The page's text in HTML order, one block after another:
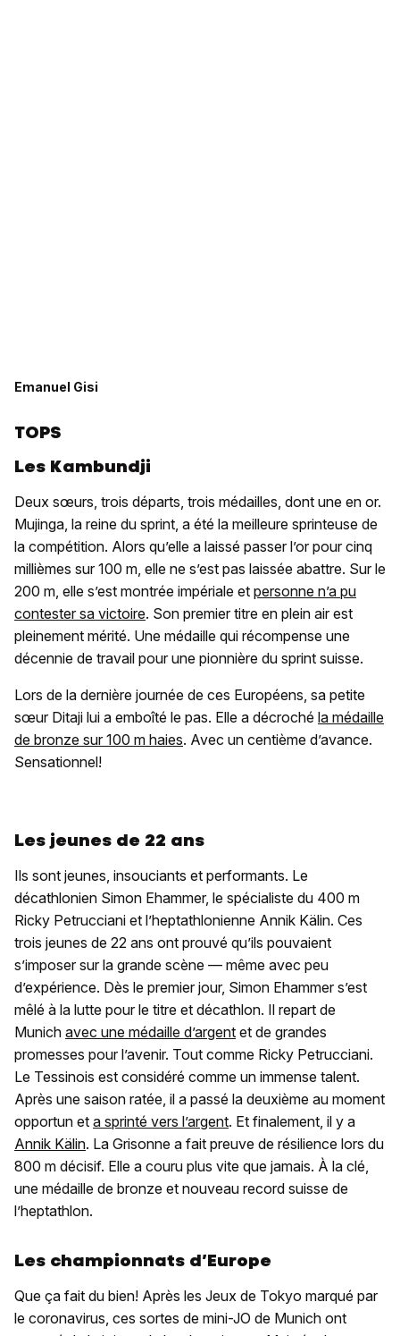
Emanuel Gisi
TOPS
Les Kambundji
Deux sœurs, trois départs, trois médailles, dont une en or.
Mujinga, la reine du sprint, a été la meilleure sprinteuse de
la compétition. Alors qu’elle a laissé passer l’or pour cinq
millièmes sur 100 m, elle ne s’est pas laissée abattre. Sur le
200 m, elle s’est montrée impériale et personne n’a pu
contester sa victoire. Son premier titre en plein air est
pleinement mérité. Une médaille qui récompense une
décennie de travail pour une pionnière du sprint suisse.
Lors de la dernière journée de ces Européens, sa petite
sœur Ditaji lui a emboîté le pas. Elle a décroché la médaille
de bronze sur 100 m haies. Avec un centième d’avance.
Sensationnel!
Les jeunes de 22 ans
Ils sont jeunes, insouciants et performants. Le
décathlonien Simon Ehammer, le spécialiste du 400 m
Ricky Petrucciani et l’heptathlonienne Annik Kälin. Ces
trois jeunes de 22 ans ont prouvé qu’ils pouvaient
s’imposer sur la grande scène — même avec peu
d’expérience. Dès le premier jour, Simon Ehammer s’est
mêlé à la lutte pour le titre et décathlon. Il repart de
Munich avec une médaille d’argent et de grandes
promesses pour l’avenir. Tout comme Ricky Petrucciani.
Le Tessinois est considéré comme un immense talent.
Après une saison ratée, il a passé la deuxième au moment
opportun et a sprinté vers l’argent. Et finalement, il y a
Annik Kälin. La Grisonne a fait preuve de résilience lors du
800 m décisif. Elle a couru plus vite que jamais. À la clé,
une médaille de bronze et nouveau record suisse de
l’heptathlon.
Les championnats d’Europe
Que ça fait du bien! Après les Jeux de Tokyo marqué par
le coronavirus, ces sortes de mini-JO de Munich ont